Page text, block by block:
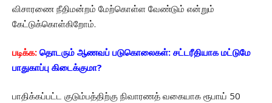
விசாரணை நீதிமன்றம் மேற்கொள்ள வேண்டும் என்றும்
கேட்டுக்கொள்கிறோம்.
படிக்க: தொடரும் ஆணவப் படுகொலைகள்: சட்டரீதியாக மட்டுமே
பாதுகாப்பு கிடைக்குமா?
பாதிக்கப்பட்ட குடும்பத்திற்கு நிவாரணத் வகையாக ரூபாய் 50